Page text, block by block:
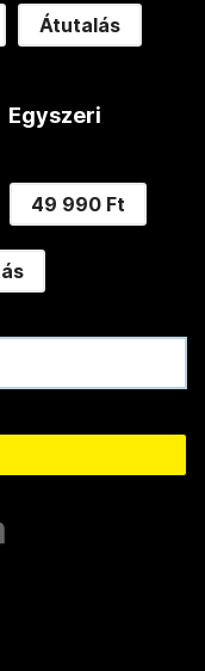
Átutalás
Egyszeri
49 990 Ft